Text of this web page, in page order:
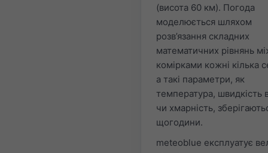
(висота 60 км). Погода
моделюється шляхом
розв’язання складних
математичних рівнянь
комірками кожні кілька
а такі параметри, як
температура, швидкість
чи хмарність,
щогодини.
meteoblue експлуатує